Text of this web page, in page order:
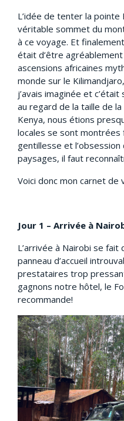
L’idée de tenter la
véritable sommet du
à ce voyage. Et
était d’être
ascensions africaines
monde sur le
j’avais imaginée et
au regard de la taille de
Kenya, nous étions
locales se sont montrées
gentillesse et
paysages, il faut
Voici donc mon carnet de
Jour 1 – Arrivée à
L’arrivée à Nairobi se fait
panneau d’accueil
prestataires trop
gagnons notre hôtel, le
recommande!